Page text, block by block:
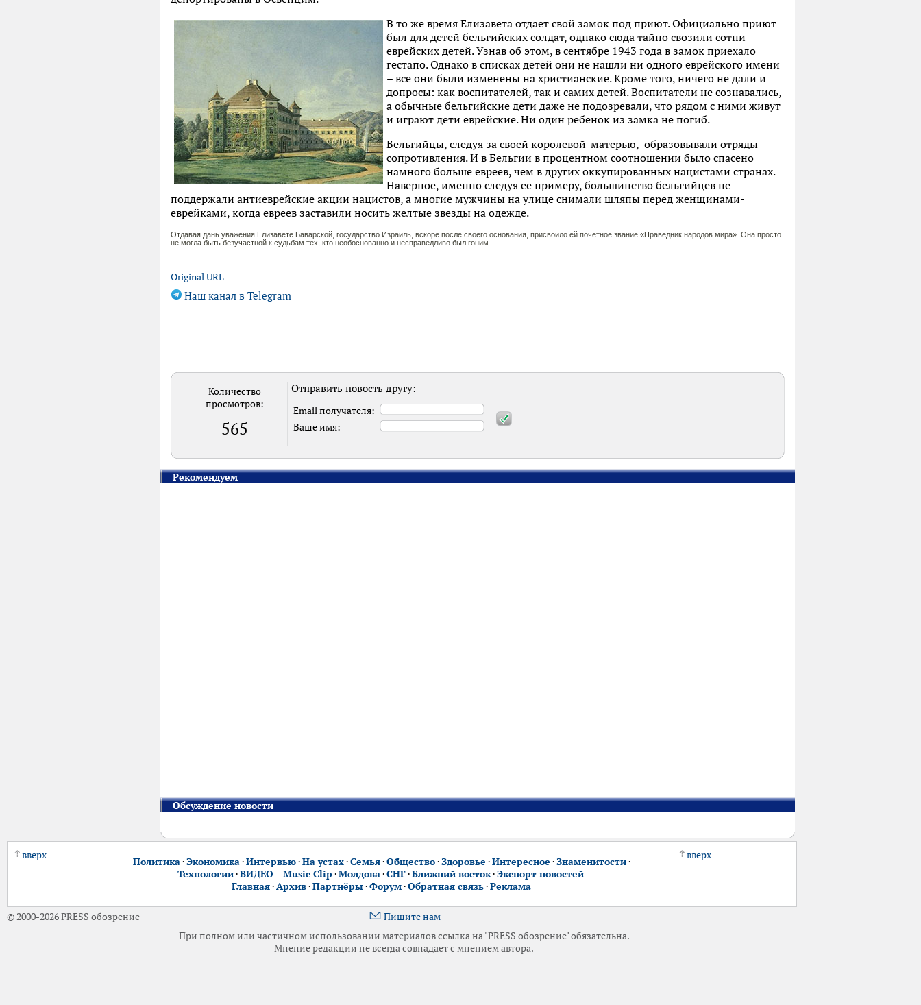
В то же время Елизавета отдает свой замок под приют. Официально приют
был для детей бельгийских солдат, однако сюда тайно свозили сотни
еврейских детей. Узнав об этом, в сентябре 1943 года в замок приехало
гестапо. Однако в списках детей они не нашли ни одного еврейского имени
– все они были изменены на христианские. Кроме того, ничего не дали и
допросы: как воспитателей, так и самих детей. Воспитатели не сознавались,
а обычные бельгийские дети даже не подозревали, что рядом с ними живут
и играют дети еврейские. Ни один ребенок из замка не погиб.
Бельгийцы, следуя за своей королевой-матерью, образовывали отряды
сопротивления. И в Бельгии в процентном соотношении было спасено
намного больше евреев, чем в других оккупированных нацистами странах.
Наверное, именно следуя ее примеру, большинство бельгийцев не
поддержали антиеврейские акции нацистов, а многие мужчины на улице снимали шляпы перед женщинами-
еврейками, когда евреев заставили носить желтые звезды на одежде.
Отдавая дань уважения Елизавете Баварской, государство Израиль, вскоре после своего основания, присвоило ей почетное звание «Праведник народов мира». Она просто
не могла быть безучастной к судьбам тех, кто необоснованно и несправедливо был гоним.
Original URL
Наш канал в Telegram
Количество
просмотров:
565
Отправить новость другу:
Email получателя:
Ваше имя:
Рекомендуем
Обсуждение новости
вверх
Политика·Экономика·Интервью·На устах·Семья·Общество·Здоровье ·Интересное ·Знаменитости·
Технологии·ВИДЕО - Music Clip ·Молдова·СНГ·Ближний восток·Экспорт новостей
Главная·Архив·Партнёры·Форум·Обратная связь·Реклама
вверх
© 2000-2026 PRESS обозрение
Пишите нам
При полном или частичном использовании материалов ссылка на "PRESS обозрение" обязательна.
Мнение редакции не всегда совпадает с мнением автора.